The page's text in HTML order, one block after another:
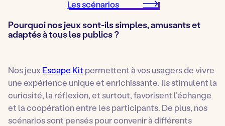
Les scénarios
Pourquoi nos jeux sont-ils simples, amusants et
adaptés à tous les publics ?
Nos jeuxEscape Kit permettent à vos usagers de vivre
une expérience unique et enrichissante. Ils stimulent la
curiosité, la réflexion, et surtout, favorisent l’échange
et la coopération entre les participants. De plus, nos
scénarios sont pensés pour convenir à différents